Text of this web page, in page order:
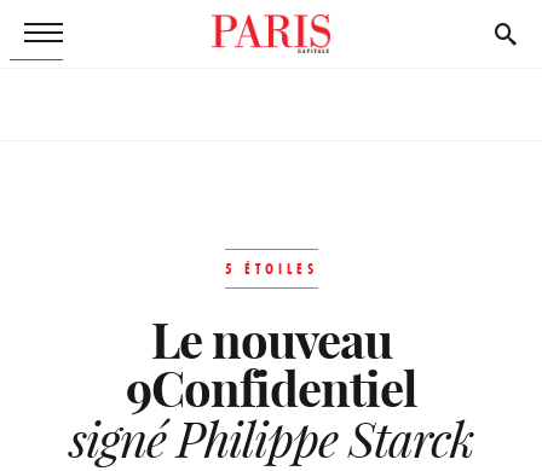
5 ÉTOILES
Le nouveau
9Confidentiel
signé Philippe Starck